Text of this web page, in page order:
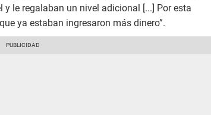
y le regalaban un nivel adicional [...] Por esta
ya estaban ingresaron más dinero”.